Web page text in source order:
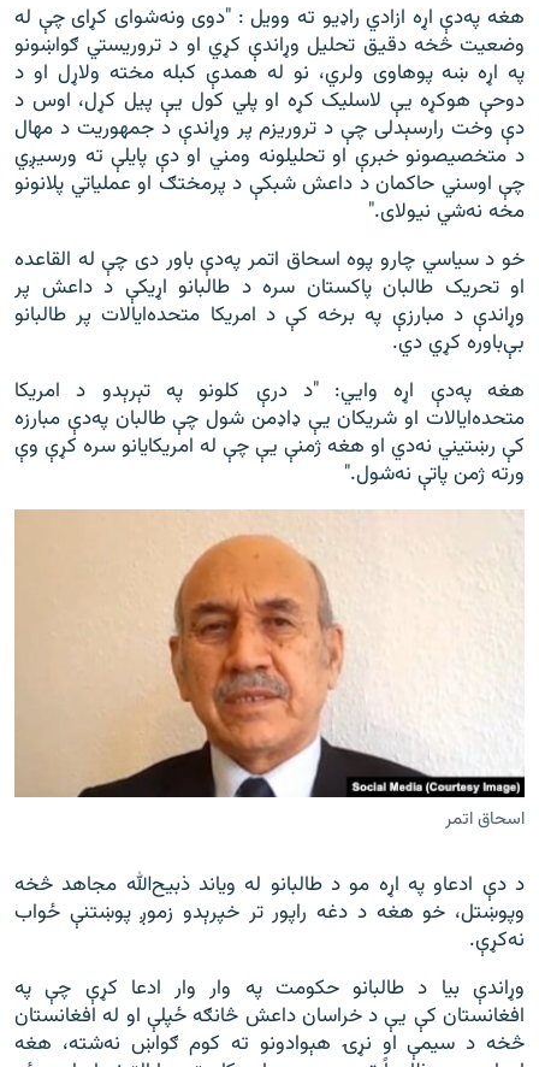
هغه په‌دې اړه ازادي راډیو ته وویل : "دوی ونه‌شوای کړای چې له
وضعیت څخه دقیق تحلیل وړاندې کړي او د تروریستي ګواښونو
په اړه ښه پوهاوی ولري، نو له همدې کبله مخته ولاړل او د
دوحې هوکړه یې لاسلیک کړه او پلي کول یې پیل کړل، اوس د
دې وخت رارسېدلی چې د تروریزم پر وړاندې د جمهوریت د مهال
د متخصیصونو خبرې او تحلیلونه ومني او دې پایلې ته ورسیږي
چې اوسني حاکمان د داعش شبکې د پرمختګ او عملیاتي پلانونو
مخه نه‌شي نیولای."
خو د سیاسي چارو پوه اسحاق اتمر په‌دې باور دی چې له القاعده
او تحریک طالبان پاکستان سره د طالبانو اړیکې د داعش پر
وړاندې د مبارزې په برخه کې د امریکا متحده‌ایالات پر طالبانو
بې‌باوره کړي دي.
هغه په‌دې اړه وايي: "د درې کلونو په تېرېدو د امریکا
متحده‌ایالات او شریکان یې ډاډمن شول چې طالبان په‌دې مبارزه
کې رښتیني نه‌دي او هغه ژمنې یې چې له امریکایانو سره کړې وې
ورته ژمن پاتې نه‌شول."
اسحاق اتمر
د دې ادعاو په اړه مو د طالبانو له ویاند ذبیح‌الله مجاهد څخه
وپوښتل، خو هغه د دغه راپور تر خپرېدو زموږ پوښتنې ځواب
نه‌کړې.
وړاندې بیا د طالبانو حکومت په وار وار ادعا کړې چې په
افغانستان کې یې د خراسان داعش څانګه ځپلې او له افغانستان
څخه د سیمې او نړۍ هېوادونو ته کوم ګواښ نه‌شته، هغه